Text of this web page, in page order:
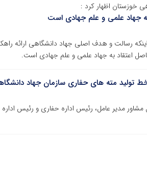
خوزستان اظهار کرد :
جهاد علمی و علم جهادی است
رسالت و هدف اصلی جهاد دانشگاهی ارائه
اعتقاد به جهاد علمی و علم جهادی است.
تولید مته های حفاری سازمان جهاد
مدیر عامل، رئیس اداره حفاری و رئیس اداره